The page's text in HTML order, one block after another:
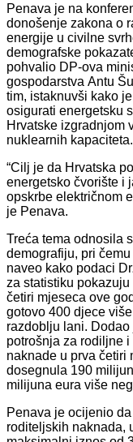
Penava je na
donošenje zakona o
energije u civilne
demografske
pohvalio DP-ova
gospodarstva Antu
tim, istaknuvši kako
osigurati energetsku
Hrvatske izgradnjom
nuklearnih kapaciteta.
“Cilj je da Hrvatska
energetsko čvorište i
opskrbe električnom
je Penava.
Treća tema odnosila
demografiju, pri
naveo kako podaci
za statistiku pokazuju
četiri mjeseca ove
gotovo 400 djece
razdoblju lani. Dodao
potrošnja za rodiljne
naknade u prva četiri
dosegnula 190
milijuna eura više
Penava je ocijenio
roditeljskih naknada,